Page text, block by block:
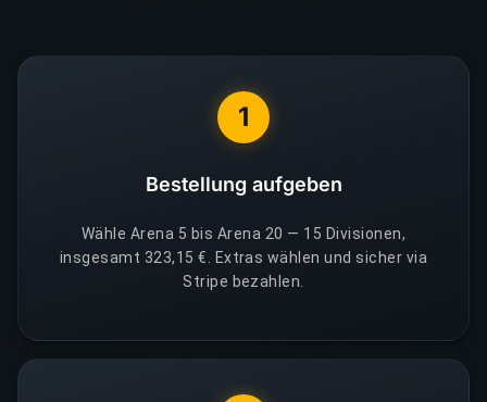
1
Bestellung aufgeben
Wähle Arena 5 bis Arena 20 — 15 Divisionen,
insgesamt 323,15 €. Extras wählen und sicher via
Stripe bezahlen.